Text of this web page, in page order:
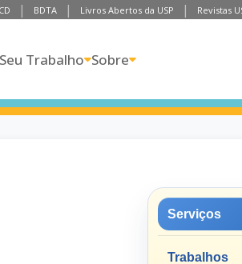
BDTA Livros Abertos da USP Revistas
Trabalho Sobre
Serviços
Trabalhos